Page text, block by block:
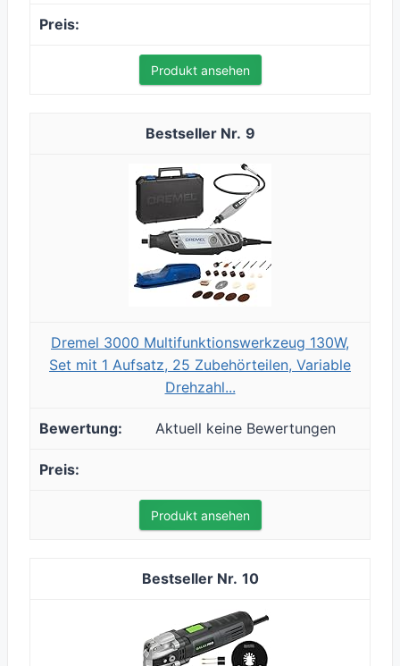
Produkt ansehen
9
Dremel 3000 Multifunktionswerkzeug 130W,
Set mit 1 Aufsatz, 25 Zubehörteilen, Variable
Drehzahl...
Aktuell keine Bewertungen
Produkt ansehen
10